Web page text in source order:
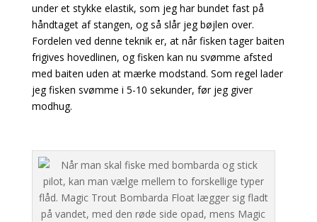
under et stykke elastik, som jeg har bundet fast på
håndtaget af stangen, og så slår jeg bøjlen over.
Fordelen ved denne teknik er, at når fisken tager baiten
frigives hovedlinen, og fisken kan nu svømme afsted
med baiten uden at mærke modstand. Som regel lader
jeg fisken svømme i 5-10 sekunder, før jeg giver
modhug.